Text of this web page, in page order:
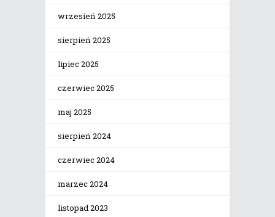
wrzesień 2025
sierpień 2025
lipiec 2025
czerwiec 2025
maj 2025
sierpień 2024
czerwiec 2024
marzec 2024
listopad 2023